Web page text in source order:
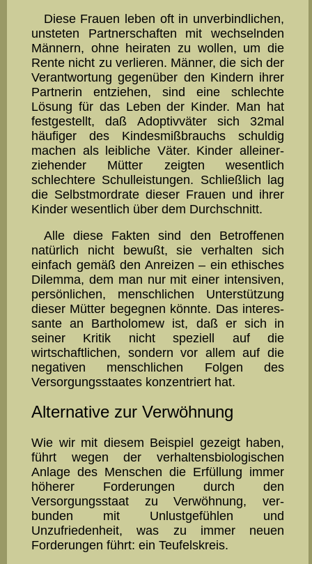
Diese Frauen leben oft in unverbindlichen,
unsteten Partner­schaften mit wech­seln­den
Männern, ohne heiraten zu wollen, um die
Rente nicht zu ver­lieren. Männer, die sich der
Ver­antwortung gegenüber den Kindern ihrer
Part­nerin entziehen, sind eine schlechte
Lösung für das Leben der Kinder. Man hat
festge­stellt, daß Adoptivväter sich 32mal
häufiger des Kindesmißbrauchs schul­dig
machen als leibliche Väter. Kinder alleiner­
ziehender Müt­ter zeigten we­sent­lich
schlechtere Schulleistungen. Schließlich lag
die Selbstmordrate dieser Frauen und ihrer
Kinder wesentlich über dem Durchschnitt.
Alle diese Fakten sind den Betroffenen
natürlich nicht bewußt, sie verhalten sich
einfach gemäß den Anreizen – ein ethisches
Di­lemma, dem man nur mit einer intensiven,
persönlichen, menschli­chen Unterstützung
dieser Mütter be­geg­nen könnte. Das interes­
sante an Bartholomew ist, daß er sich in
seiner Kri­tik nicht spezi­ell auf die
wirtschaftlichen, sondern vor allem auf die
negativen menschlichen Folgen des
Versorgungsstaates konzentriert hat.
Alternative zur Verwöhnung
Wie wir mit diesem Beispiel gezeigt haben,
führt wegen der ver­­hal­tens­bio­logischen
Anlage des Menschen die Erfüllung immer
hö­herer Forderungen durch den
Versorgungsstaat zu Verwöhnung, ver­
bunden mit Unlustgefühlen und
Unzufriedenheit, was zu immer neuen
Forderungen führt: ein Teufelskreis.